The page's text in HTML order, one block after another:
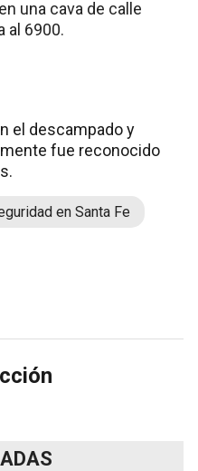
una cava de calle
al 6900.
el descampado y
fue reconocido
en Santa Fe